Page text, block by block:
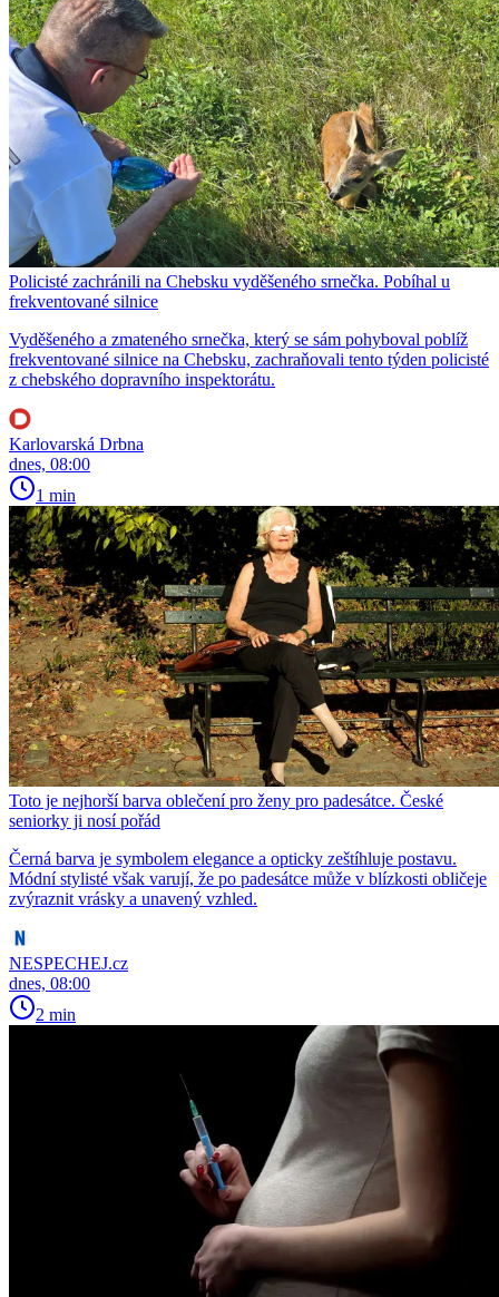
Policisté zachránili na Chebsku vyděšeného srnečka. Pobíhal u
frekventované silnice
Vyděšeného a zmateného srnečka, který se sám pohyboval poblíž
frekventované silnice na Chebsku, zachraňovali tento týden policisté
z chebského dopravního inspektorátu.
Karlovarská Drbna
dnes, 08:00
1 min
Toto je nejhorší barva oblečení pro ženy pro padesátce. České
seniorky ji nosí pořád
Černá barva je symbolem elegance a opticky zeštíhluje postavu.
Módní stylisté však varují, že po padesátce může v blízkosti obličeje
zvýraznit vrásky a unavený vzhled.
NESPECHEJ.cz
dnes, 08:00
2 min